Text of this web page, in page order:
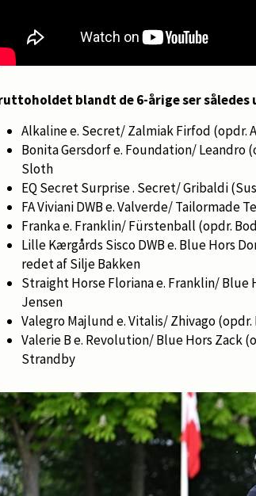
blandt de 6-årige ser således
Alkaline e. Secret/ Zalmiak Firfod
Bonita Gersdorf e. Foundation/ Leandro
Sloth
EQ Secret Surprise . Secret/ Gribaldi
FA Viviani DWB e. Valverde/ Tailormade
Franka e. Franklin/ Fürstenball (opdr.
Lille Kærgårds Sisco DWB e. Blue Hors
redet af Silje Bakken
Straight Horse Floriana e. Franklin/
Jensen
Valegro Majlund e. Vitalis/ Zhivago
Valerie B e. Revolution/ Blue Hors Zack
Strandby